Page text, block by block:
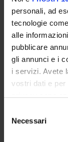
personali, ad
tecnologie
alle
pubblicare
gli annunci e i
i servizi. Avete
vostri dati e
privacy sono
modificare o
momento
delNecessari
RESEARCH
Viticoltura ed
Agriculture
PUBLICATIONS
TITLE
La qualità